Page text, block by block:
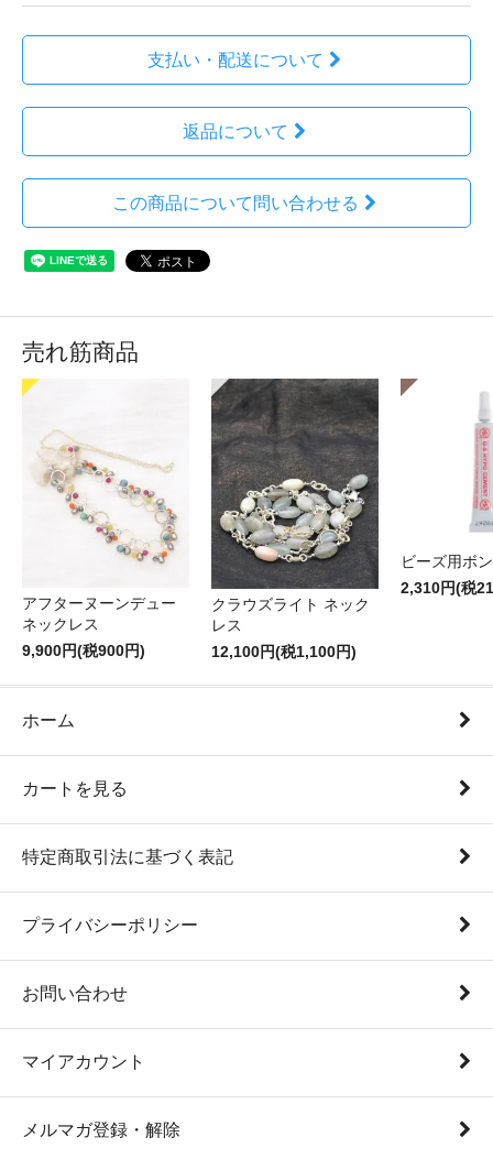
支払い・配送について
返品について
この商品について問い合わせる
売れ筋商品
アフターヌーンデュー
ネックレス
9,900円(税900円)
クラウズライト ネック
レス
12,100円(税1,100円)
ビーズ用ボ
2,310円(税
ホーム
カートを見る
特定商取引法に基づく表記
プライバシーポリシー
お問い合わせ
マイアカウント
メルマガ登録・解除